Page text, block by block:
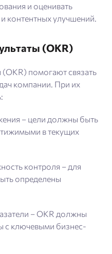
и оценивать
контентных улучшений.
(OKR)
помогают связать
компании. При их
– цели должны быть
в текущих
контроля – для
определены
– OKR должны
с ключевыми бизнес-